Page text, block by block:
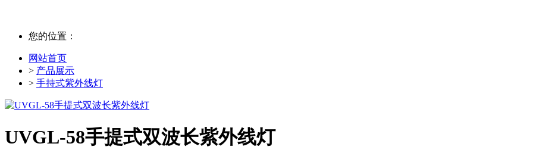
您的位置：
网站首页
> 产品展示
> 手持式紫外线灯
UVGL-58手提式双波长紫外线灯